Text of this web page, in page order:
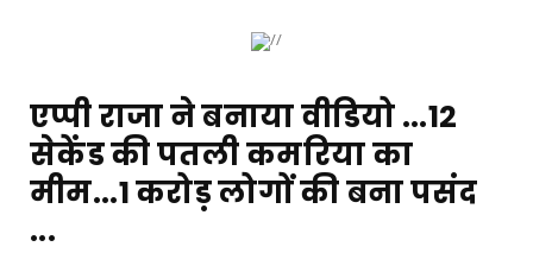
एप्पी राजा ने बनाया वीडियो ...12
सेकेंड की पतली कमरिया का
मीम...1 करोड़ लोगों की बना पसंद
...